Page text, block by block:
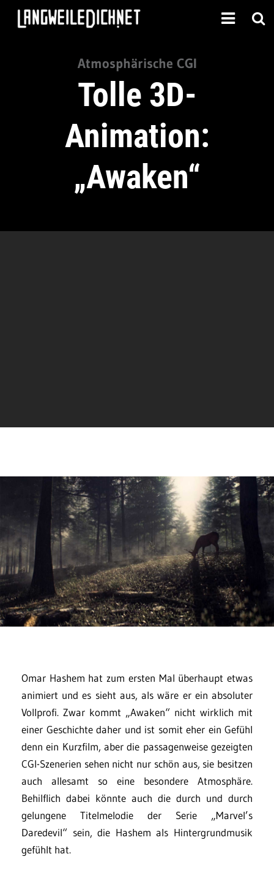
Atmosphärische CGI
Tolle 3D-
Animation:
„Awaken“
Omar Hashem hat zum ersten Mal überhaupt etwas
animiert und es sieht aus, als wäre er ein absoluter
Vollprofi. Zwar kommt „Awaken“ nicht wirklich mit
einer Geschichte daher und ist somit eher ein Gefühl
denn ein Kurzfilm, aber die passagenweise gezeigten
CGI-Szenerien sehen nicht nur schön aus, sie besitzen
auch allesamt so eine besondere Atmosphäre.
Behilflich dabei könnte auch die durch und durch
gelungene Titelmelodie der Serie „Marvel’s
Daredevil“ sein, die Hashem als Hintergrundmusik
gefühlt hat.